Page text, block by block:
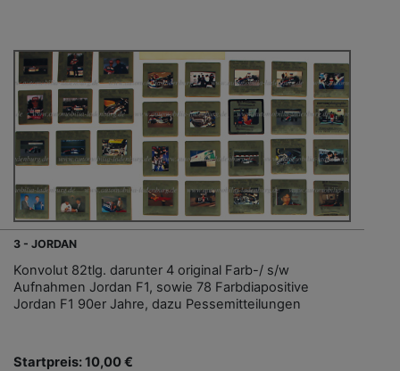
3 - JORDAN
Konvolut 82tlg. darunter 4 original Farb-/ s/w
Aufnahmen Jordan F1, sowie 78 Farbdiapositive
Jordan F1 90er Jahre, dazu Pessemitteilungen
Startpreis: 10,00 €